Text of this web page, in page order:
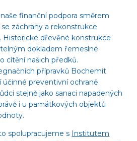
finanční podpora směrem
záchrany a rekonstrukce
dřevěné konstrukce
dokladem řemeslné
cítění našich předků.
přípravků Bochemit
preventivní ochraně
stejně jako sanaci napadených
i u památkových objektů
spolupracujeme s Institutem